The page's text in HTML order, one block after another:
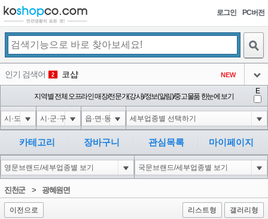
로그인 PC버전
인기 검색어 2 코샵 NEW
3 익스
아이콘
4 1-1; waitfor delay '0:0:15' --
아이콘
5 10"XOR(1*if(now()=sysdate(),sleep(15),0))XOR"Z
아이콘
1
6 1-1); waitfor delay '0:0:15' --
아이콘
1
1
지역별 전체 오프라인 매장/전문가(강사)/정보(알림)/중고물품 한눈에 보기
E
카테고리 장바구니 관심목록 마이페이지
진천군> 광혜원면
이전으로 리스트형 갤러리형